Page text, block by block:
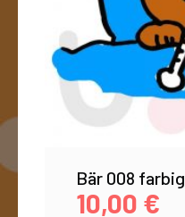
Bär 008 farbig
10,00 €